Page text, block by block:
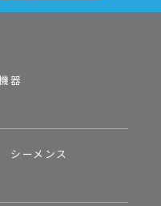
器
シーメンス